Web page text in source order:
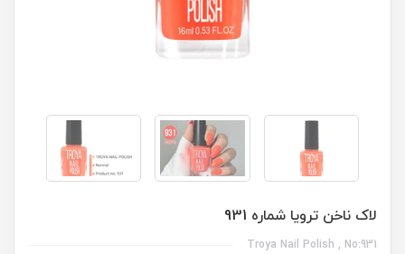
لاک ناخن ترویا شماره 931
Troya Nail Polish , No:931